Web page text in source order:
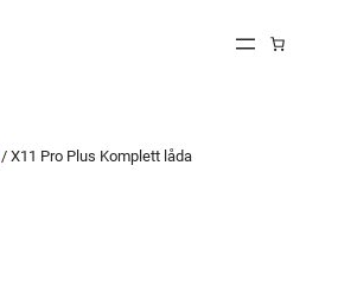
/ X11 Pro Plus Komplett låda